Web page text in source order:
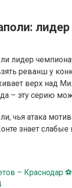
лидер
лидер
реванш у
верх над
– эту серию
чья атака
знает
– Краснодар